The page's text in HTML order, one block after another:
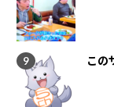
この